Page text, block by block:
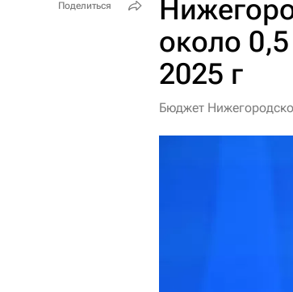
около
2025 г
Бюджет
Поделиться